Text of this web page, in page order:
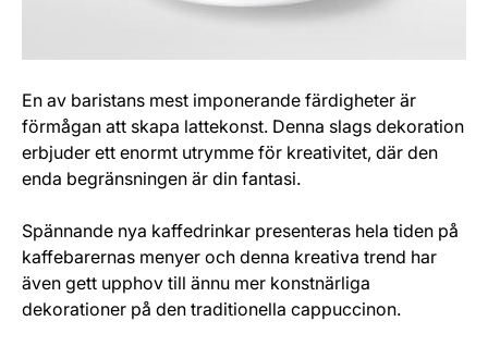
En av baristans mest imponerande färdigheter är
förmågan att skapa lattekonst. Denna slags dekoration
erbjuder ett enormt utrymme för kreativitet, där den
enda begränsningen är din fantasi.
Spännande nya kaffedrinkar presenteras hela tiden på
kaffebarernas menyer och denna kreativa trend har
även gett upphov till ännu mer konstnärliga
dekorationer på den traditionella cappuccinon.